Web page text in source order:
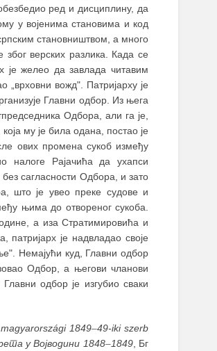
ред и дисциплину, да
у војенима становима и код
становништвом, а много
верских разлика. Када се
је желео да завлада читавим
вожд". Патријарху је
Главни одбор. Из њега
Одбора, али га је,
му је била одана, постао је
ових промена сукоб између
налоге Рајачића да ухапси
сагласности Одбора, и зато
што је увео преке судове и
њима до отвореног сукоба.
а иза Стратимировића и
патријарх је надвладао своје
Немајући куд, Главни одбор
Одбор, а његови чланови
одбор је изгубио сваки
1849–49-iki szerb
у Војводини 1848–1849, Бг